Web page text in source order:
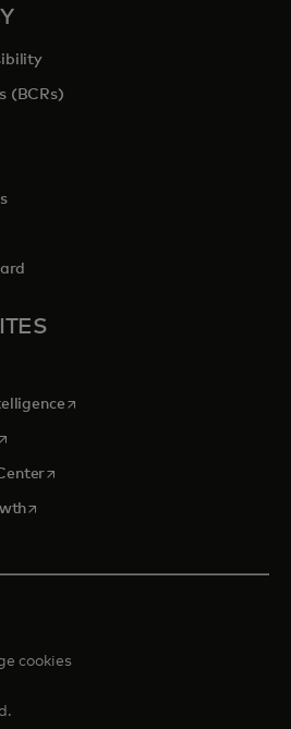
(BCRs)
a new tab
tab
opens in a new tab
in a new tab
opens in a new tab
opens in a new tab
cookies